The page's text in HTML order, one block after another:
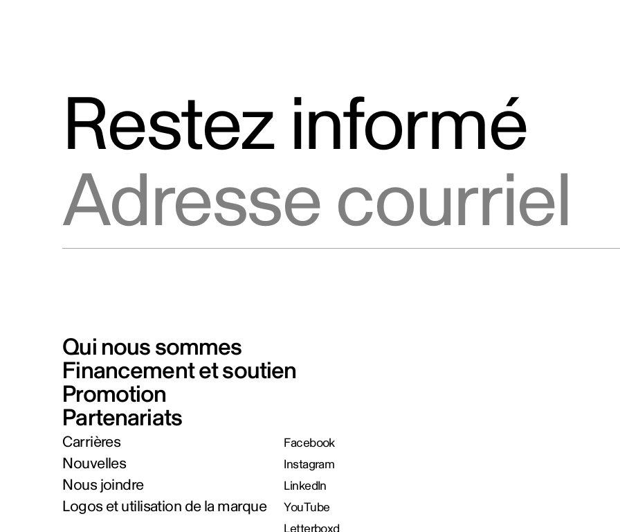
Restez informé
Qui nous sommes
Financement et soutien
Promotion
Partenariats
Carrières
Nouvelles
Nous joindre
Logos et utilisation de la marque
Facebook
Instagram
LinkedIn
YouTube
Letterboxd